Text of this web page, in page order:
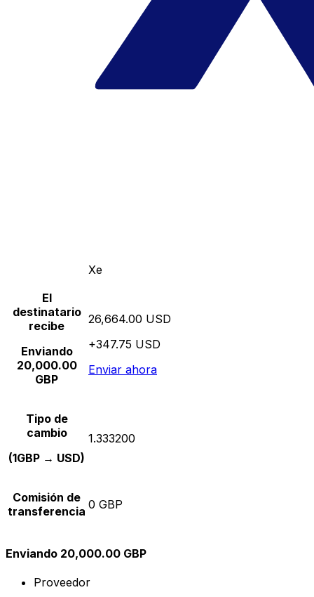
Xe
El
destinatario
recibe
Enviando
20,000.00
GBP
26,664.00 USD
+347.75 USD
Enviar ahora
Tipo de
cambio
(1GBP → USD)
1.333200
Comisión de
transferencia 0 GBP
Enviando 20,000.00 GBP
Proveedor